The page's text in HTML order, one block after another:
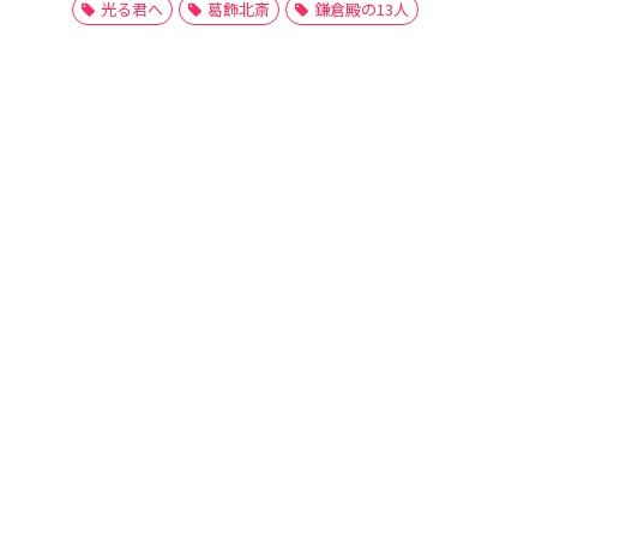
光る君へ 葛飾北斎 鎌倉殿の13人